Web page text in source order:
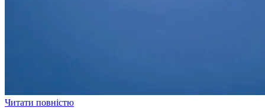
Читати повністю